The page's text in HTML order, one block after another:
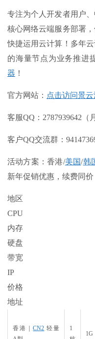
专注为个人开发者用户
核心网络云端服务部署
快捷运用云计算！多年
的海量节点为业务推进
器 ！
官方网站： 点击访问景
客服QQ：2787939642（
客户QQ交流群：
活动方案：香港/美国/韩
新年促销优惠，续费同价
地区
CPU
内存
硬盘
带宽
IP
价格
地址
香港｜CN2 轻量
1
1G